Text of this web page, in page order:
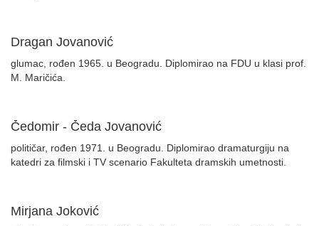
Dragan Jovanović
glumac, rođen 1965. u Beogradu. Diplomirao na FDU u klasi prof.
M. Maričića.
Čedomir - Čeda Jovanović
političar, rođen 1971. u Beogradu. Diplomirao dramaturgiju na
katedri za filmski i TV scenario Fakulteta dramskih umetnosti.
Mirjana Joković